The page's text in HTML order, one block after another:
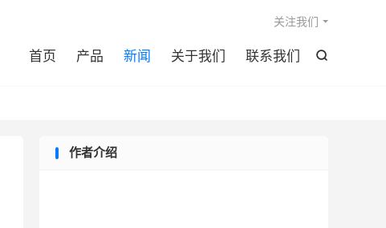

首页 产品 新闻 关于我们 联系我们
关注我们
作者介绍